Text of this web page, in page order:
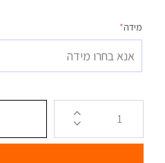
מידה*
אנא בחרו מידה